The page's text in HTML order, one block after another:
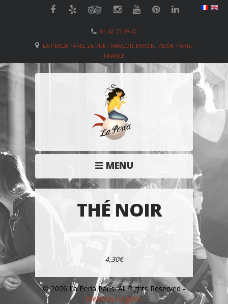
01 42 77 59 40
LA PERLA PARIS, 26 RUE FRANÇOIS MIRON, 75004, PARIS,
FRANCE
MENU
THÉ NOIR
4,30€
© 2026 La Perla Paris. All Rights Reserved -
Mentions légales